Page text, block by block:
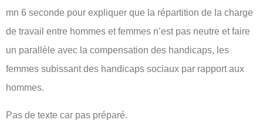
mn 6 seconde pour expliquer que la répartition de la charge
de travail entre hommes et femmes n’est pas neutre et faire
un parallèle avec la compensation des handicaps, les
femmes subissant des handicaps sociaux par rapport aux
hommes.
Pas de texte car pas préparé.